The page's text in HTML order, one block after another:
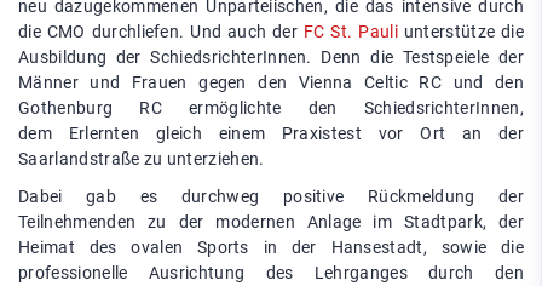
neu dazugekommenen Unparteiischen, die das intensive durch
die CMO durchliefen. Und auch der FC St. Pauliunterstütze die
Ausbildung der SchiedsrichterInnen. Denn die Testspeiele der
Männer und Frauen gegen den Vienna Celtic RC und den
Gothenburg RC ermöglichte den SchiedsrichterInnen,
dem Erlernten gleich einem Praxistest vor Ort an der
Saarlandstraße zu unterziehen.
Dabei gab es durchweg positive Rückmeldung der
Teilnehmenden zu der modernen Anlage im Stadtpark, der
Heimat des ovalen Sports in der Hansestadt, sowie die
professionelle Ausrichtung des Lehrganges durch den